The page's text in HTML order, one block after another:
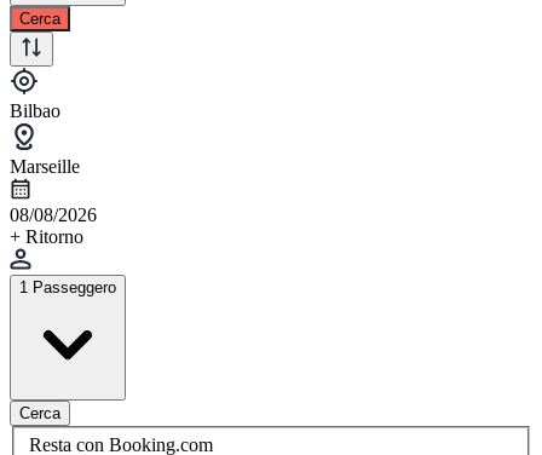
Cerca
Bilbao
Marseille
08/08/2026
+ Ritorno
1 Passeggero
Cerca
Resta con Booking.com